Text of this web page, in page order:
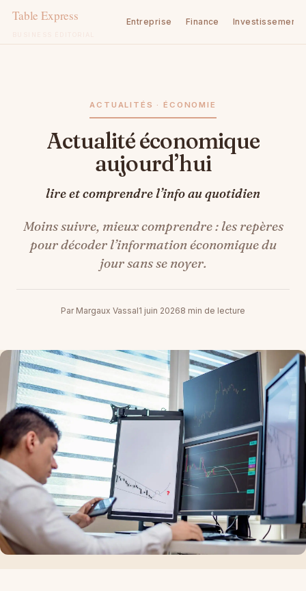
Entreprise Finance Investissement
ACTUALITÉS · ÉCONOMIE
Actualité économique
aujourd’hui
lire et comprendre l’info au quotidien
Moins suivre, mieux comprendre : les repères
pour décoder l’information économique du
jour sans se noyer.
Par Margaux Vassal1 juin 20268 min de lecture